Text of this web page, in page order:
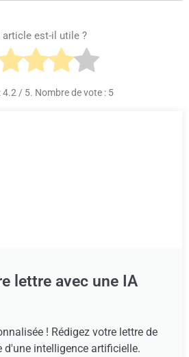
article est-il utile ?
4.2 / 5. Nombre de vote : 5
lettre avec une IA
! Rédigez votre lettre de
intelligence artificielle.